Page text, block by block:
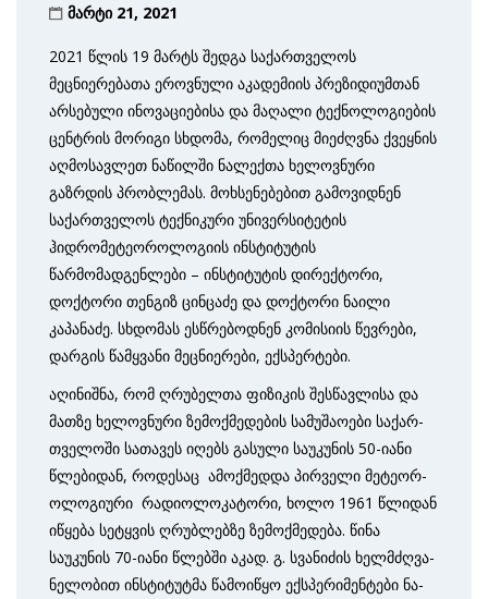
მარტი 21, 2021
2021 წლის 19 მარტს შედგა საქართველოს
მეცნიერებათა ეროვნული აკადემიის პრეზიდიუმთან
არსებული ინოვაციებისა და მაღალი ტექნოლოგიების
ცენტრის მორიგი სხდომა, რომელიც მიეძღვნა ქვეყნის
აღმოსავლეთ ნაწილში ნალექთა ხელოვნური
გაზრდის პრობლემას. მოხსენებებით გამოვიდნენ
საქართველოს ტექნიკური უნივერსიტეტის
ჰიდრომეტეოროლოგიის ინსტიტუტის
წარმომადგენლები – ინსტიტუტის დირექტორი,
დოქტორი თენგიზ ცინცაძე და დოქტორი ნაილი
კაპანაძე. სხდომას ესწრებოდნენ კომისიის წევრები,
დარგის წამყვანი მეცნიერები, ექსპერტები.
აღინიშნა, რომ ღრუ­ბელ­თა ფი­ზი­კის შეს­წავ­ლისა და
მათზე ხე­ლოვ­ნუ­რი ზე­მოქ­მე­დე­ბის სა­მუ­შა­ო­ე­ბი სა­ქარ­
თვე­ლო­ში სა­თა­ვეს იღ­ებს გა­სუ­ლი სა­უკ­უნ­ის 50-ია­ნი
წლე­ბი­დან, როდესაც ამოქმედდა პირ­ვე­ლი მე­ტე­ორ­
ოლ­ოგ­ი­უ­რი რა­დი­ოლ­ოკ­ატ­ო­რი, ხო­ლო 1961 წლი­დან
იწ­ყე­ბა სეტ­ყვის ღრუბ­ლებ­ზე ზე­მოქ­მე­დე­ბა. წინა
საუკუნის 70-ია­ნი წლე­ბში აკ­ად. გ. სვა­ნი­ძის ხელ­მძღვა­
ნე­ლო­ბით ინ­სტი­ტუტ­მა წა­მო­იწ­ყო ექს­პე­რი­მენ­ტები ნა­